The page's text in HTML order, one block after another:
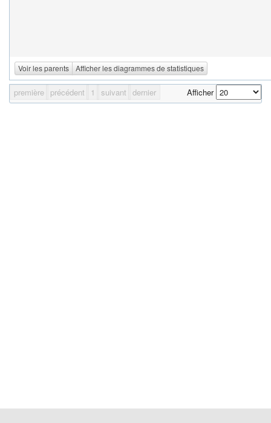
Voir les parents Afficher les diagrammes de statistiques
première précédent 1 suivant dernier Afficher